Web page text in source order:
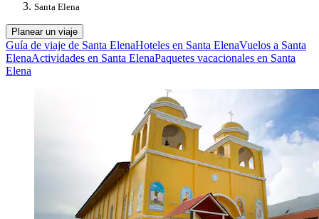
Santa Elena
Planear un viaje
Guía de viaje de Santa ElenaHoteles en Santa ElenaVuelos a Santa
ElenaActividades en Santa ElenaPaquetes vacacionales en Santa
Elena